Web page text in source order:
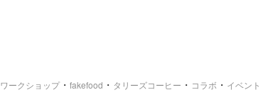
ワークショップ ・ fakefood ・ タリーズコーヒー ・ コラボ ・ イベント